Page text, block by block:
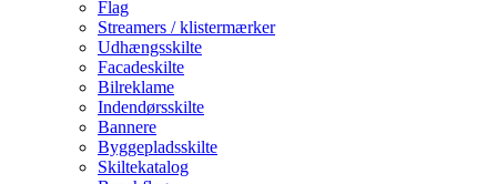
Flag
Streamers / klistermærker
Udhængsskilte
Facadeskilte
Bilreklame
Indendørsskilte
Bannere
Byggepladsskilte
Skiltekatalog